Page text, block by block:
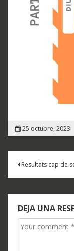
25 octubre, 2023
de
entradas
Resultats cap de
DEJA UNA
Comment